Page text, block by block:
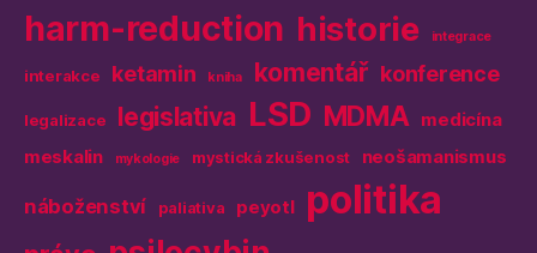
harm-reduction historie integrace
interakce ketamin kniha komentář konference
legalizace legislativa LSD MDMA medicína
meskalin
mykologie mystická zkušenost neošamanismus
náboženství paliativa peyotl politika